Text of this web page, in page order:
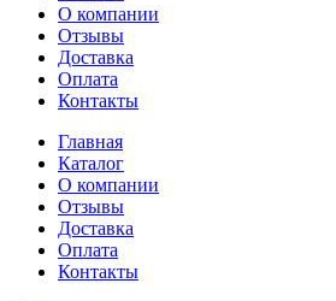
О компании
Отзывы
Доставка
Оплата
Контакты
Главная
Каталог
О компании
Отзывы
Доставка
Оплата
Контакты